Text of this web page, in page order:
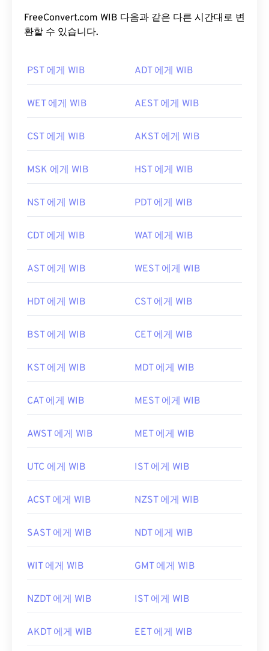
FreeConvert.com WIB 다음과 같은 다른 시간대로 변
환할 수 있습니다.
PST 에게 WIB ADT 에게 WIB
WET 에게 WIB AEST 에게 WIB
CST 에게 WIB AKST 에게 WIB
MSK 에게 WIB HST 에게 WIB
NST 에게 WIB PDT 에게 WIB
CDT 에게 WIB WAT 에게 WIB
AST 에게 WIB WEST 에게 WIB
HDT 에게 WIB CST 에게 WIB
BST 에게 WIB CET 에게 WIB
KST 에게 WIB MDT 에게 WIB
CAT 에게 WIB MEST 에게 WIB
AWST 에게 WIB MET 에게 WIB
UTC 에게 WIB IST 에게 WIB
ACST 에게 WIB NZST 에게 WIB
SAST 에게 WIB NDT 에게 WIB
WIT 에게 WIB GMT 에게 WIB
NZDT 에게 WIB IST 에게 WIB
AKDT 에게 WIB EET 에게 WIB